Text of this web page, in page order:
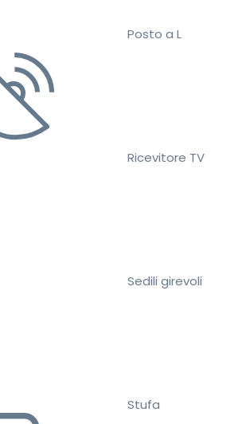
Posto a L
Ricevitore TV
Sedili girevoli
Stufa